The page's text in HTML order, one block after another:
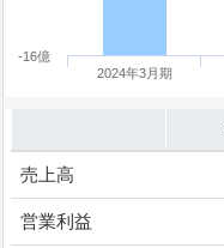
2024年3月期
-16億
売上高
営業利益